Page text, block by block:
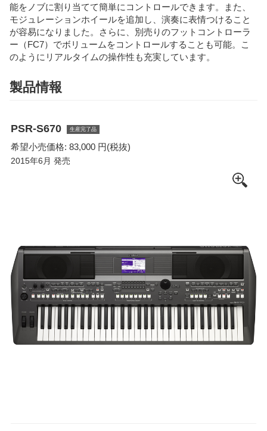
能をノブに割り当てて簡単にコントロールできます。また、
モジュレーションホイールを追加し、演奏に表情つけること
が容易になりました。さらに、別売りのフットコントローラ
ー（FC7）でボリュームをコントロールすることも可能。こ
のようにリアルタイムの操作性も充実しています。
製品情報
PSR-S670 生産完了品
希望小売価格: 83,000 円(税抜)
2015年6月 発売